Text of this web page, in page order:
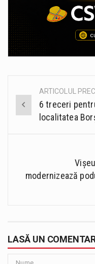
Post
navigation
ARTICOLUL
6 treceri
localitatea
modernizează
LASĂ UN